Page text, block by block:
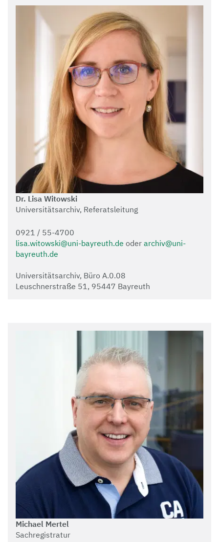
Dr. Lisa Witowski
Universitätsarchiv, Referatsleitung
0921 / 55-4700
lisa.witowski@uni-bayreuth.de oder archiv@uni-
bayreuth.de
Universitätsarchiv, Büro A.0.08
Leuschnerstraße 51, 95447 Bayreuth
Michael Mertel
Sachregistratur